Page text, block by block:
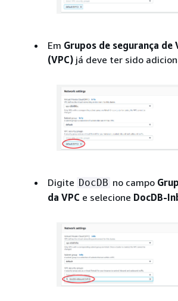
Em Grupos de segurança de
(VPC) já deve ter sido
Digite DocDB no campo
da VPC e selecione DocDB-